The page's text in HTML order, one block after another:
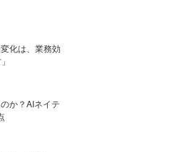
化は、業務効
か？AIネイテ